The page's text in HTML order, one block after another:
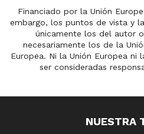
Financiado por la Unión
embargo, los puntos de vista y
únicamente los del autor
necesariamente los de la
Europea. Ni la Unión Europea ni
ser consideradas
NUESTRA